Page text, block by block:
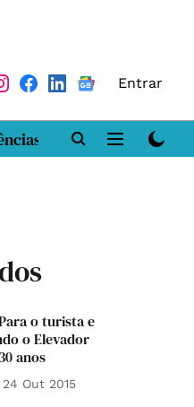
Entrar
DN LAB
o turista e
o Elevador
anos
24 Out 2015